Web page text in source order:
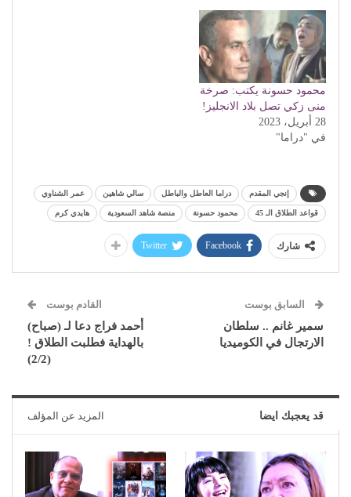
محمود حسونة يكتب: صرخة
منى زكي تصل بلاد الانجليز!
28 أبريل، 2023
في "دراما"
إنجي المقدم دراما العاطل والباطل سالي شاهين عمر الشناوي
قواعد الطلاق الـ 45 محمود حسونة منصة شاهد السعودية هايدي كرم
شارك Facebook
Twitter
السابق بوست
سمير غانم .. سلطان
الارتجال في الكوميديا
القادم بوست
أحمد فراج دعا لـ (صباح)
بالهداية فطلبت الطلاق !
(2/2)
قد يعجبك ايضا المزيد عن المؤلف